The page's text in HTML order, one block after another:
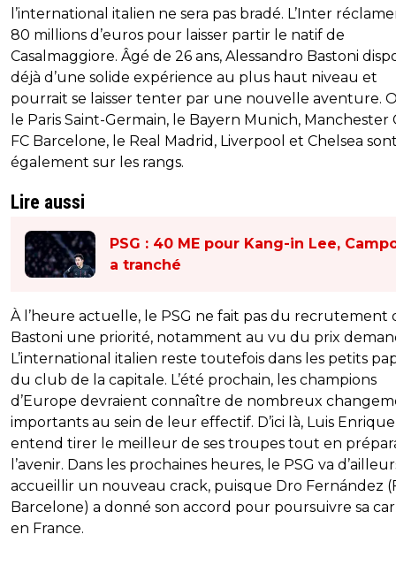
l’international italien ne sera pas bradé. L’Inter
80 millions d’euros pour laisser partir le natif de
Casalmaggiore. Âgé de 26 ans, Alessandro Bastoni
déjà d’une solide expérience au plus haut niveau et
pourrait se laisser tenter par une nouvelle aventure.
le Paris Saint-Germain, le Bayern Munich, Manchester
FC Barcelone, le Real Madrid, Liverpool et Chelsea
également sur les rangs.
Lire aussi
PSG : 40 ME pour Kang-in Lee,
a tranché
À l’heure actuelle, le PSG ne fait pas du recrutement
Bastoni une priorité, notamment au vu du prix
L’international italien reste toutefois dans les petits
du club de la capitale. L’été prochain, les champions
d’Europe devraient connaître de nombreux
importants au sein de leur effectif. D’ici là, Luis Enrique
entend tirer le meilleur de ses troupes tout en
l’avenir. Dans les prochaines heures, le PSG va
accueillir un nouveau crack, puisque Dro Fernández
Barcelone) a donné son accord pour poursuivre sa
en France.